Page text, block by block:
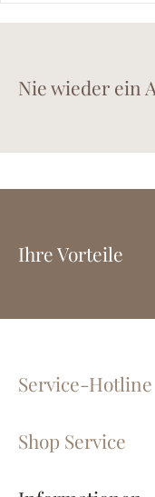
Nie wieder ein
Ihre Vorteile
Service-Hotline
Shop Service